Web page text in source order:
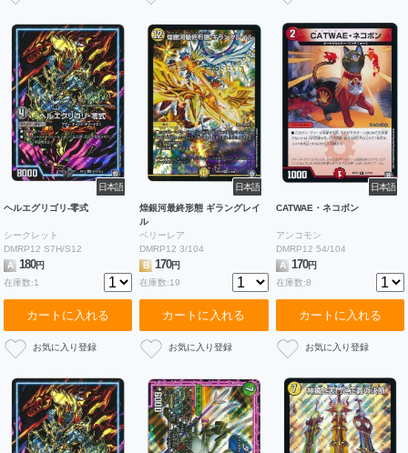
日本語
ヘルエグリゴリ-零式
シークレット
DMRP12 S7H/S12
A
180円
在庫数:1
カートに入れる
日本語
煌銀河最終形態 ギラングレイ
ル
ベリーレア
DMRP12 3/104
B
170円
在庫数:19
カートに入れる
日本語
CATWAE・ネコボン
アンコモン
DMRP12 54/104
A 170円
在庫数:8
カートに入れる